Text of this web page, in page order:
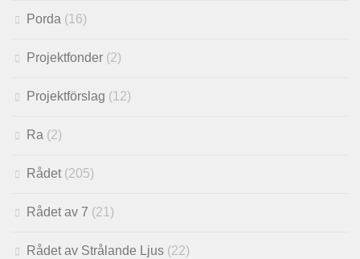
Porda (16)
Projektfonder (2)
Projektförslag (12)
Ra (2)
Rådet(205)
Rådet av 7 (21)
Rådet av Strålande Ljus (22)